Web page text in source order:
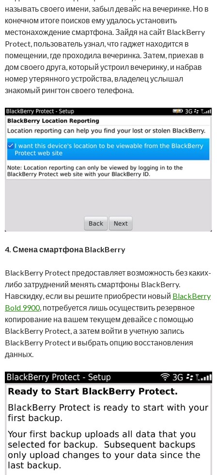
называть своего имени, забыл девайс на вечеринке. Но в
конечном итоге поисков ему удалось установить
местонахождение смартфона. Зайдя на сайт BlackBerry
Protect, пользователь узнал, что гаджет находится в
помещении, где проходила вечеринка. Затем, приехав в
дом своего друга, который устроил вечеринку, и набрав
номер утерянного устройства, владелец услышал
знакомый рингтон своего телефона.
4. Смена смартфона BlackBerry
BlackBerry Protect предоставляет возможность без каких-
либо затруднений менять смартфоны BlackBerry.
Навскидку, если вы решите приобрести новый BlackBerry
Bold 9900, потребуется лишь осуществить резервное
копирование на вашем текущем девайсе с помощью
BlackBerry Protect, а затем войти в учетную запись
BlackBerry Protect и выбрать опцию восстановления
данных.